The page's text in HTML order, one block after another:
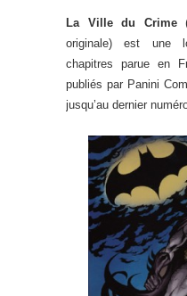
La Ville du Crime
originale) est une
chapitres parue en
publiés par Panini
jusqu’au dernier